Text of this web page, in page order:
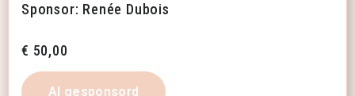
Sponsor: Renée Dubois
€ 50,00
Al gesponsord